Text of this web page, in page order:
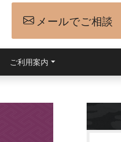
ご利用案内
メールでご相談